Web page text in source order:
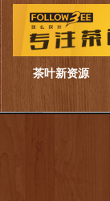
茶叶新资源